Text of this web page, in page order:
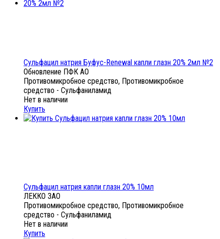
Сульфацил натрия Буфус-Renewal капли глазн 20% 2мл №2
Обновление ПФК АО
Противомикробное средство, Противомикробное
средство - Сульфаниламид
Нет в наличии
Купить
Сульфацил натрия капли глазн 20% 10мл
ЛЕККО ЗАО
Противомикробное средство, Противомикробное
средство - Сульфаниламид
Нет в наличии
Купить